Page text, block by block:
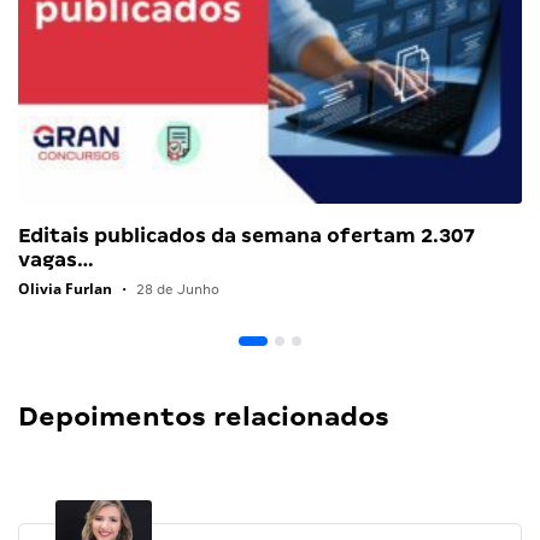
Editais publicados da semana ofertam 2.307
vagas…
Olivia Furlan • 28 de Junho
Depoimentos relacionados